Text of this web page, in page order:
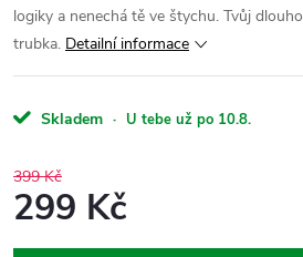
logiky a nenechá tě ve štychu. Tvůj
trubka. Detailní informace
Skladem · U tebe už po 10.8.
399 Kč
299 Kč